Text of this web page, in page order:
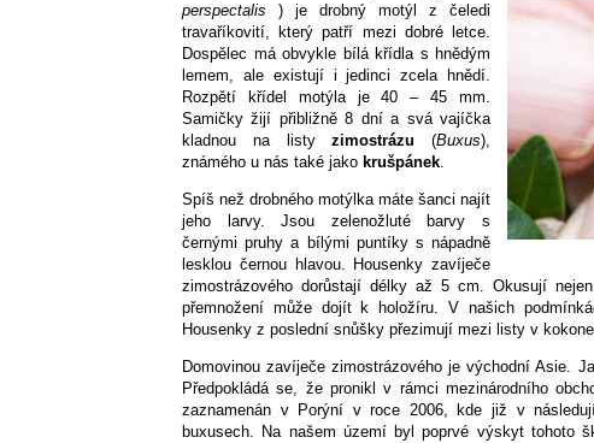
perspectalis ) je drobný motýl z čeledi
travaříkovití, který patří mezi dobré letce.
Dospělec má obvykle bílá křídla s hnědým
lemem, ale existují i jedinci zcela hnědí.
Rozpětí křídel motýla je 40 – 45 mm.
Samičky žijí přibližně 8 dní a svá vajíčka
kladnou na listyzimostrázu (Buxus),
známého u nás také jako krušpánek.
Spíš než drobného motýlka máte šanci najít
jeho larvy. Jsou zelenožluté barvy s
černými pruhy a bílými puntíky s nápadně
lesklou černou hlavou. Housenky zavíječe
zimostrázového dorůstají délky až 5 cm. Okusují
přemnožení může dojít k holožíru. V našich
Housenky z poslední snůšky přezimují mezi listy v
Domovinou zavíječe zimostrázového je východní Asie.
Předpokládá se, že pronikl v rámci mezinárodního
zaznamenán v Porýní v roce 2006, kde již v
buxusech. Na našem území byl poprvé výskyt tohoto